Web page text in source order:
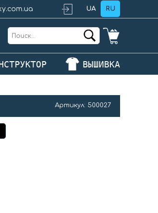
UA RU
ВЫШИВКА
Артикул: 500027